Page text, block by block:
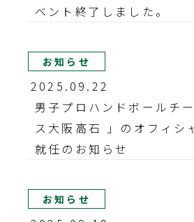
ベント終了しました。
お知らせ
2025.09.22
男子プロハンドボールチ
ス大阪高石 」のオフィシ
就任のお知らせ
お知らせ